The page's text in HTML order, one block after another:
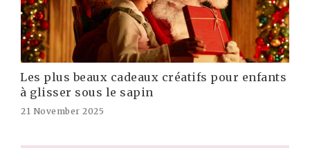
Les plus beaux cadeaux créatifs pour enfants
à glisser sous le sapin
21 November 2025